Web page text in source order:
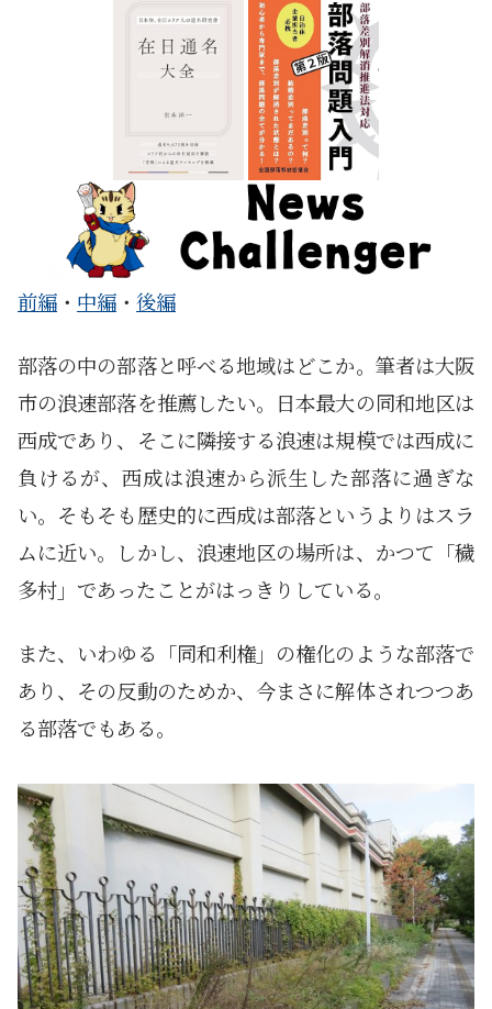
前編 ・ 中編 ・ 後編
部落の中の部落と呼べる地域はどこか。筆者は大阪
市の浪速部落を推薦したい。日本最大の同和地区は
西成であり、そこに隣接する浪速は規模では西成に
負けるが、西成は浪速から派生した部落に過ぎな
い。そもそも歴史的に西成は部落というよりはスラ
ムに近い。しかし、浪速地区の場所は、かつて「穢
多村」であったことがはっきりしている。
また、いわゆる「同和利権」の権化のような部落で
あり、その反動のためか、今まさに解体されつつあ
る部落でもある。